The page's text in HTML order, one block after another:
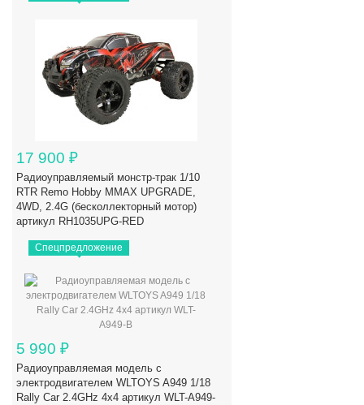
17 900 ₽
Радиоуправляемый монстр-трак 1/10
RTR Remo Hobby MMAX UPGRADE,
4WD, 2.4G (бесколлекторный мотор)
артикул RH1035UPG-RED
Спецпредложение
5 990 ₽
Радиоуправляемая модель с
электродвигателем WLTOYS A949 1/18
Rally Car 2.4GHz 4x4 артикул WLT-A949-